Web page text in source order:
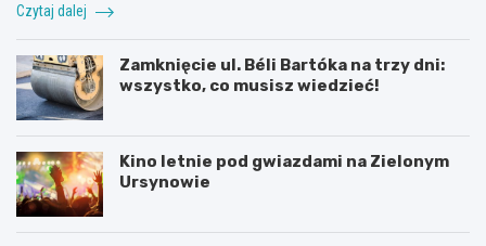
Czytaj dalej
Zamknięcie ul. Béli Bartóka na trzy dni:
wszystko, co musisz wiedzieć!
Kino letnie pod gwiazdami na Zielonym
Ursynowie